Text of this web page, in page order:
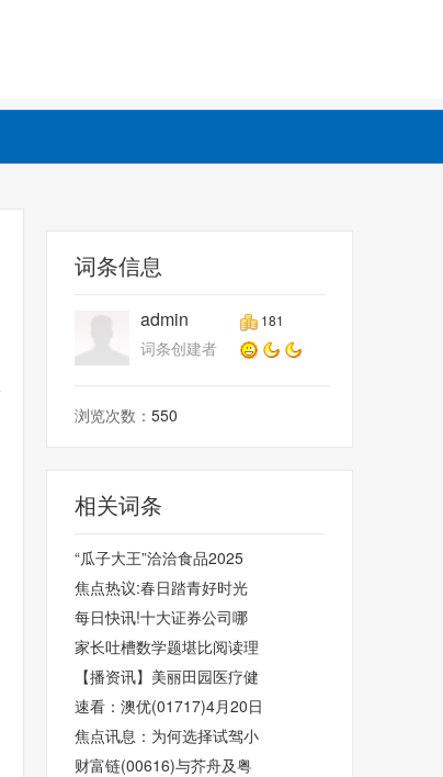
词条信息
admin 181
词条创建者
浏览次数： 550
相关词条
“瓜子大王”洽洽食品2025
焦点热议:春日踏青好时光
每日快讯!十大证券公司哪
家长吐槽数学题堪比阅读理
【播资讯】美丽田园医疗健
速看：澳优(01717)4月20日
焦点讯息：为何选择试驾小
财富链(00616)与芥舟及粤